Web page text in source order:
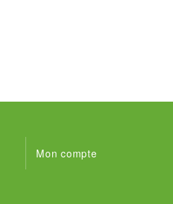
Mon compte